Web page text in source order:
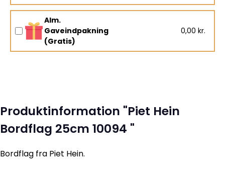
Alm.
Gaveindpakning
(Gratis)
0,00 kr.
Produktinformation "Piet Hein
Bordflag 25cm 10094 "
Bordflag fra Piet Hein.